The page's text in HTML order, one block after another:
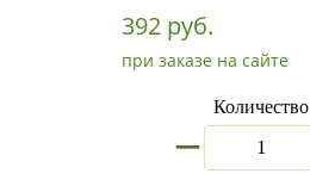
392 руб.
при заказе на сайте
Количество